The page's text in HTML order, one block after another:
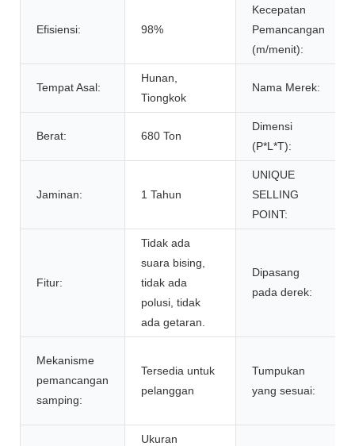
Efisiensi: 98%
Kecepatan
Pemancangan
(m/menit):
Tempat Asal:
Hunan,
Tiongkok
Nama Merek:
Berat: 680 Ton
Dimensi
(P*L*T):
Jaminan: 1 Tahun
UNIQUE
SELLING
POINT:
Fitur:
Tidak ada
suara bising,
tidak ada
polusi, tidak
ada getaran.
Dipasang
pada derek:
Mekanisme
pemancangan
samping:
Tersedia untuk
pelanggan
Tumpukan
yang sesuai:
Ukuran